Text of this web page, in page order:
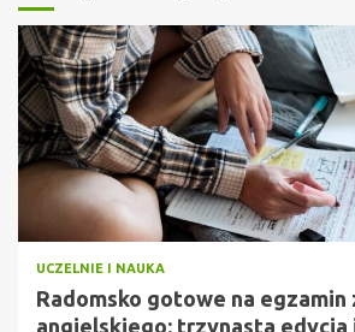
UCZELNIE I NAUKA
Radomsko gotowe na egzamin
angielskiego: trzynasta edycja